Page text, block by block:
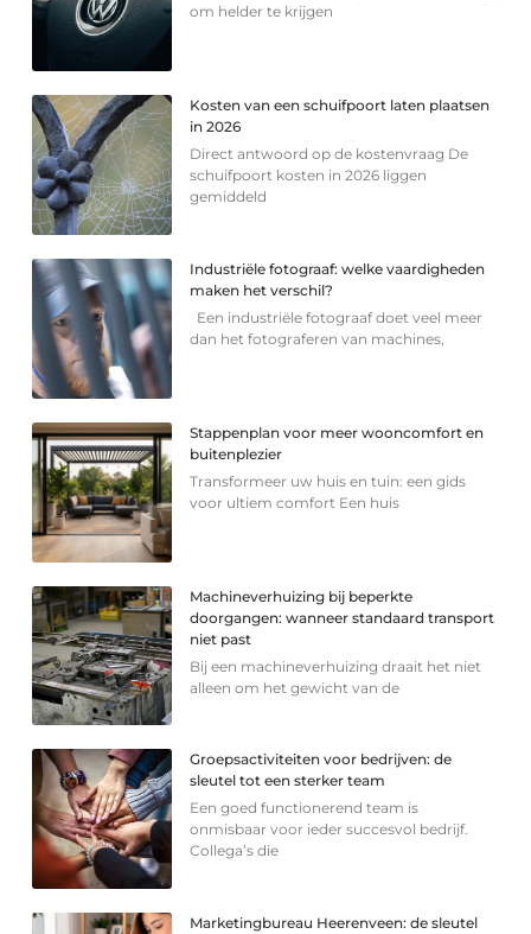
om helder te krijgen
Kosten van een schuifpoort laten plaatsen
in 2026
Direct antwoord op de kostenvraag De
schuifpoort kosten in 2026 liggen
gemiddeld
Industriële fotograaf: welke vaardigheden
maken het verschil?
Een industriële fotograaf doet veel meer
dan het fotograferen van machines,
Stappenplan voor meer wooncomfort en
buitenplezier
Transformeer uw huis en tuin: een gids
voor ultiem comfort Een huis
Machineverhuizing bij beperkte
doorgangen: wanneer standaard transport
niet past
Bij een machineverhuizing draait het niet
alleen om het gewicht van de
Groepsactiviteiten voor bedrijven: de
sleutel tot een sterker team
Een goed functionerend team is
onmisbaar voor ieder succesvol bedrijf.
Collega’s die
Marketingbureau Heerenveen: de sleutel